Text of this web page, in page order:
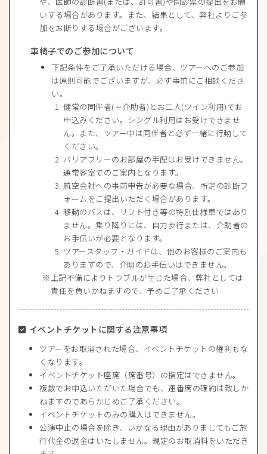
いする場合があります。また、結果として、弊社よりご参
加をお断りする場合がございます。
車椅子でのご参加について
下記条件をご了承いただける場合、ツアーへのご参加
は原則可能でございますが、必ず事前にご相談くださ
い。
健常の同伴者(＝介助者)とお二人(ツイン利用)でお
申込みください。シングル利用はお受けできませ
ん。また、ツアー中は同伴者と必ず一緒に行動して
ください。
バリアフリーのお部屋の手配はお受けできません。
通常客室でのご案内となります。
航空会社への事前申告が必要な場合、所定の診断フ
ォームをご提出いただく場合があります。
移動のバスは、リフト付き等の特別仕様車ではあり
ません。乗り降りには、自力歩行または、介助者の
お手伝いが必要となります。
ツアースタッフ・ガイドは、他のお客様のご案内も
ありますので、介助のお手伝いはできません。
上記不備によりトラブルが生じた場合、弊社としては
責任を負いかねますので、予めご了承ください
イベントチケットに関する注意事項
ツアーをお取消された場合、イベントチケットの権利もな
くなります。
イベントチケット座席（席番号）の指定はできません。
複数でお申込いただいた場合でも、連番席の確約は致しか
ねますのであらかじめご了承ください。
イベントチケットのみの購入はできません。
公演中止の場合を除き、いかなる理由がありましてもご旅
行代金の返金はいたしません。規定のお取消料をいただき